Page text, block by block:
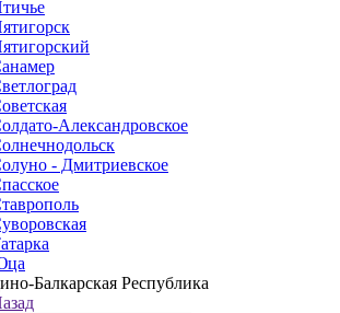
Александровское
- Дмитриевское
Республика